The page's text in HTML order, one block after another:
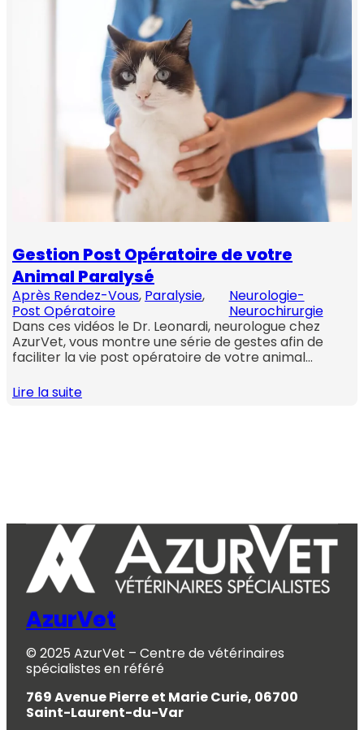
Gestion Post Opératoire de votre
Animal Paralysé
Après Rendez-Vous, Paralysie,
Post Opératoire
Neurologie-
Neurochirurgie
Dans ces vidéos le Dr. Leonardi, neurologue chez
AzurVet, vous montre une série de gestes afin de
faciliter la vie post opératoire de votre animal…
Lire la suite
AzurVet
© 2025 AzurVet – Centre de vétérinaires
spécialistes en référé
769 Avenue Pierre et Marie Curie, 06700
Saint-Laurent-du-Var